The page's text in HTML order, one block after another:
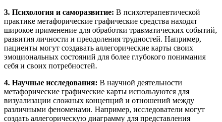
3. Психология и саморазвитие: В психотерапевтической
практике метафорические графические средства находят
широкое применение для обработки травматических событий,
развития личности и преодоления трудностей. Например,
пациенты могут создавать аллегорические карты своих
эмоциональных состояний для более глубокого понимания
себя и своих потребностей.
4. Научные исследования: В научной деятельности
метафорические графические карты используются для
визуализации сложных концепций и отношений между
различными феноменами. Например, исследователи могут
создать аллегорическую диаграмму для представления